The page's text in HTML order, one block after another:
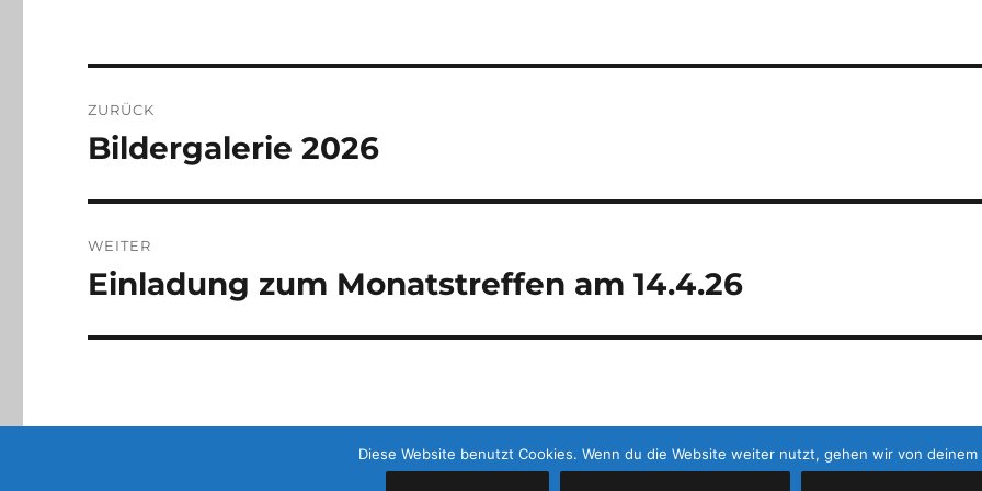
ZURÜCK
Vorheriger
Bildergalerie 2026
WEITER
Nächster
Einladung zum Monatstreffen am 14.4.26
Diese Website benutzt Cookies. Wenn du die Website weiter nutzt, gehen wir von deinem